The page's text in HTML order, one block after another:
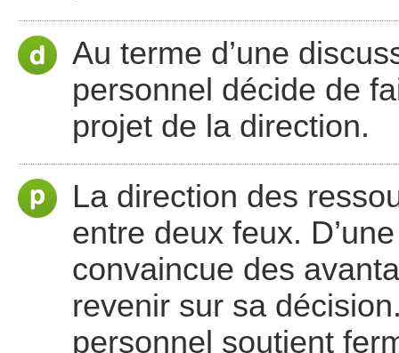
Au terme d’une
personnel décide de
projet de la direction.
La direction des
entre deux feux.
convaincue des
revenir sur sa
personnel soutient